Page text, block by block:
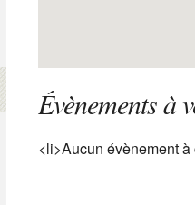
Évènements à
<li>Aucun évènement